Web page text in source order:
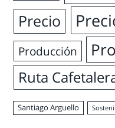
Precio
Producción
Ruta
Santiago Arguello